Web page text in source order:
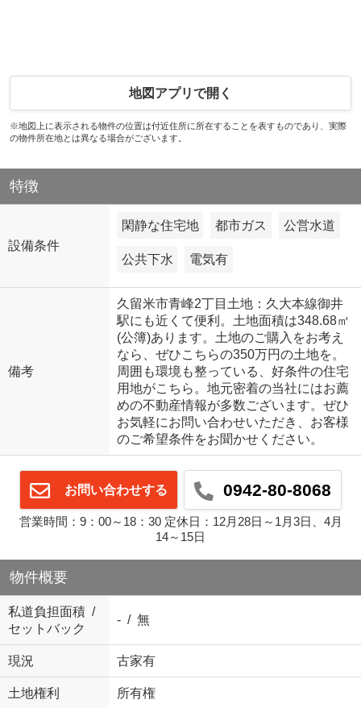
地図アプリで開く
※地図上に表示される物件の位置は付近住所に所在することを表すものであり、実際
の物件所在地とは異なる場合がございます。
特徴
設備条件
閑静な住宅地 都市ガス 公営水道
公共下水 電気有
備考
久留米市青峰2丁目土地：久大本線御井
駅にも近くて便利。土地面積は348.68㎡
(公簿)あります。土地のご購入をお考え
なら、ぜひこちらの350万円の土地を。
周囲も環境も整っている、好条件の住宅
用地がこちら。地元密着の当社にはお薦
めの不動産情報が多数ございます。ぜひ
お気軽にお問い合わせいただき、お客様
のご希望条件をお聞かせください。
お問い合わせする 0942-80-8068
営業時間：9：00～18：30 定休日：12月28日～1月3日、4月
14～15日
物件概要
私道負担面積 /
セットバック
- / 無
現況 古家有
土地権利 所有権